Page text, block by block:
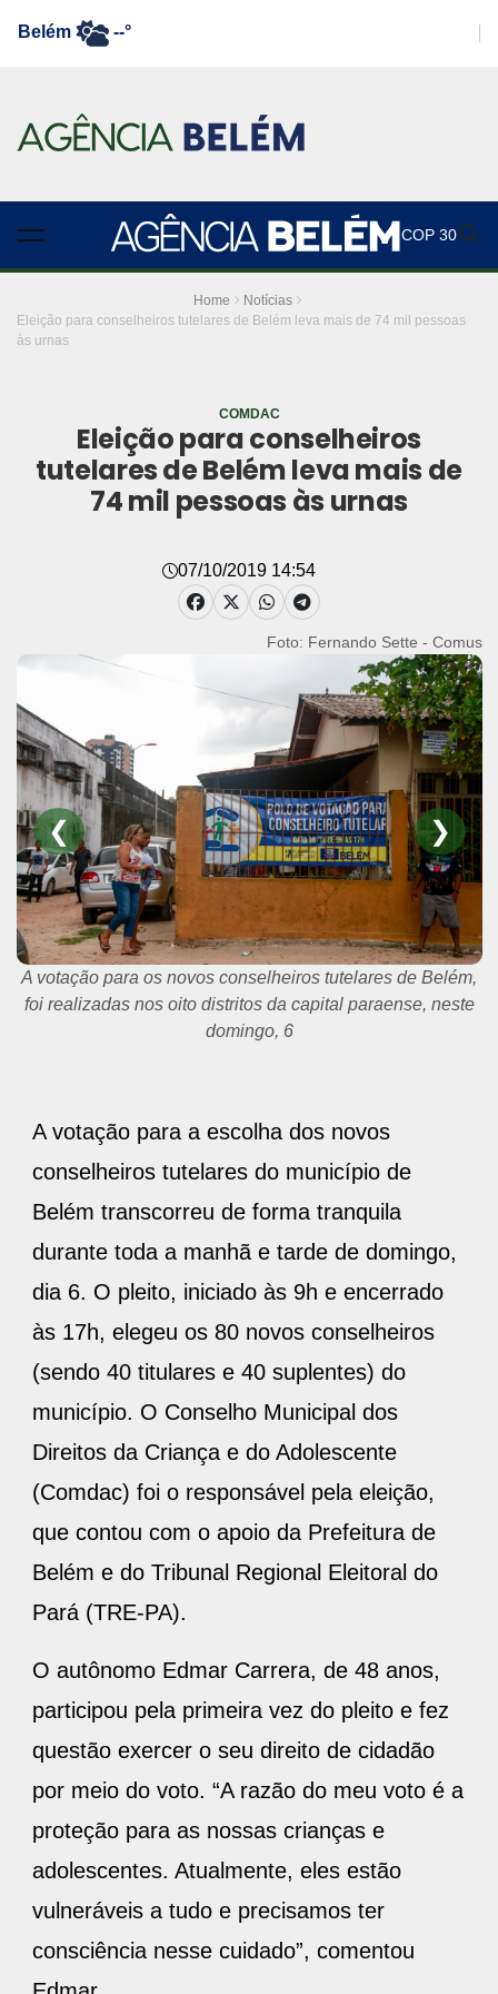
Belém --°
COP 30
Home
Notícias
Eleição para conselheiros tutelares de Belém leva mais de 74 mil pessoas
às urnas
COMDAC
Eleição para conselheiros
tutelares de Belém leva mais de
74 mil pessoas às urnas
07/10/2019 14:54
Foto: Fernando Sette - Comus
❮ ❯
Segundo o presidente da comissão eleitoral do Comdac,
Heraldo Coelho, o saldo foi positivo
conselheiros tutelares do município de
Belém transcorreu de forma tranquila
durante toda a manhã e tarde de domingo,
dia 6. O pleito, iniciado às 9h e encerrado
às 17h, elegeu os 80 novos conselheiros
(sendo 40 titulares e 40 suplentes) do
município. O Conselho Municipal dos
Direitos da Criança e do Adolescente
(Comdac) foi o responsável pela eleição,
que contou com o apoio da Prefeitura de
Belém e do Tribunal Regional Eleitoral do
Pará (TRE-PA).
participou pela primeira vez do pleito e fez
questão exercer o seu direito de cidadão
por meio do voto. “A razão do meu voto é a
proteção para as nossas crianças e
adolescentes. Atualmente, eles estão
vulneráveis a tudo e precisamos ter
consciência nesse cuidado”, comentou
Edmar.